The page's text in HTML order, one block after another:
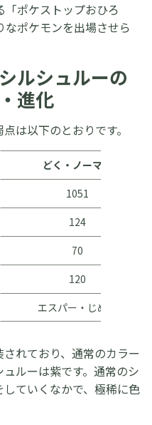
ポケストップおひろ
ポケモンを出場させら
ルシュルーの
進化
は以下のとおりです。
どく・ノーマル
1051
124
70
120
エスパー・じめん
れており、通常のカラー
ルーは紫です。通常のシ
ていくなかで、極稀に色